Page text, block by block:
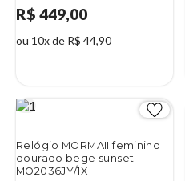
R$ 449,00
ou 10x de R$ 44,90
Relógio MORMAII feminino
dourado bege sunset
MO2036JY/1X